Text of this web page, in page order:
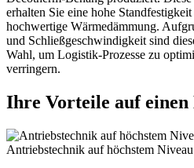
erhalten Sie eine hohe
hochwertige Wärmedämmung.
und Schließgeschwindigkeit sind
Wahl, um Logistik-Prozesse zu
verringern.
Ihre Vorteile auf
Antriebstechnik auf höchstem Niveau